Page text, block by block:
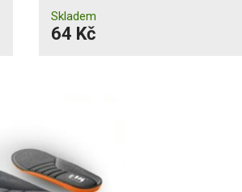
Skladem
64 Kč